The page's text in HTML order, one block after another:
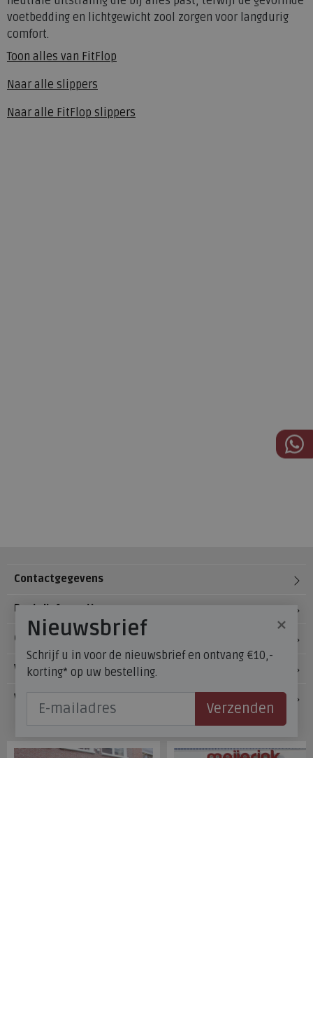
voetbedding en lichtgewicht zool zorgen voor langdurig
comfort.
Toon alles van FitFlop
Naar alle slippers
Naar alle FitFlop slippers
Contactgegevens
Bestelinformatie
Over Meijerink Schoenen
Voetzorg
Veelgestelde vragen
×
Nieuwsbrief
Schrijf u in voor de nieuwsbrief en ontvang €10,-
korting* op uw bestelling.
Verzenden